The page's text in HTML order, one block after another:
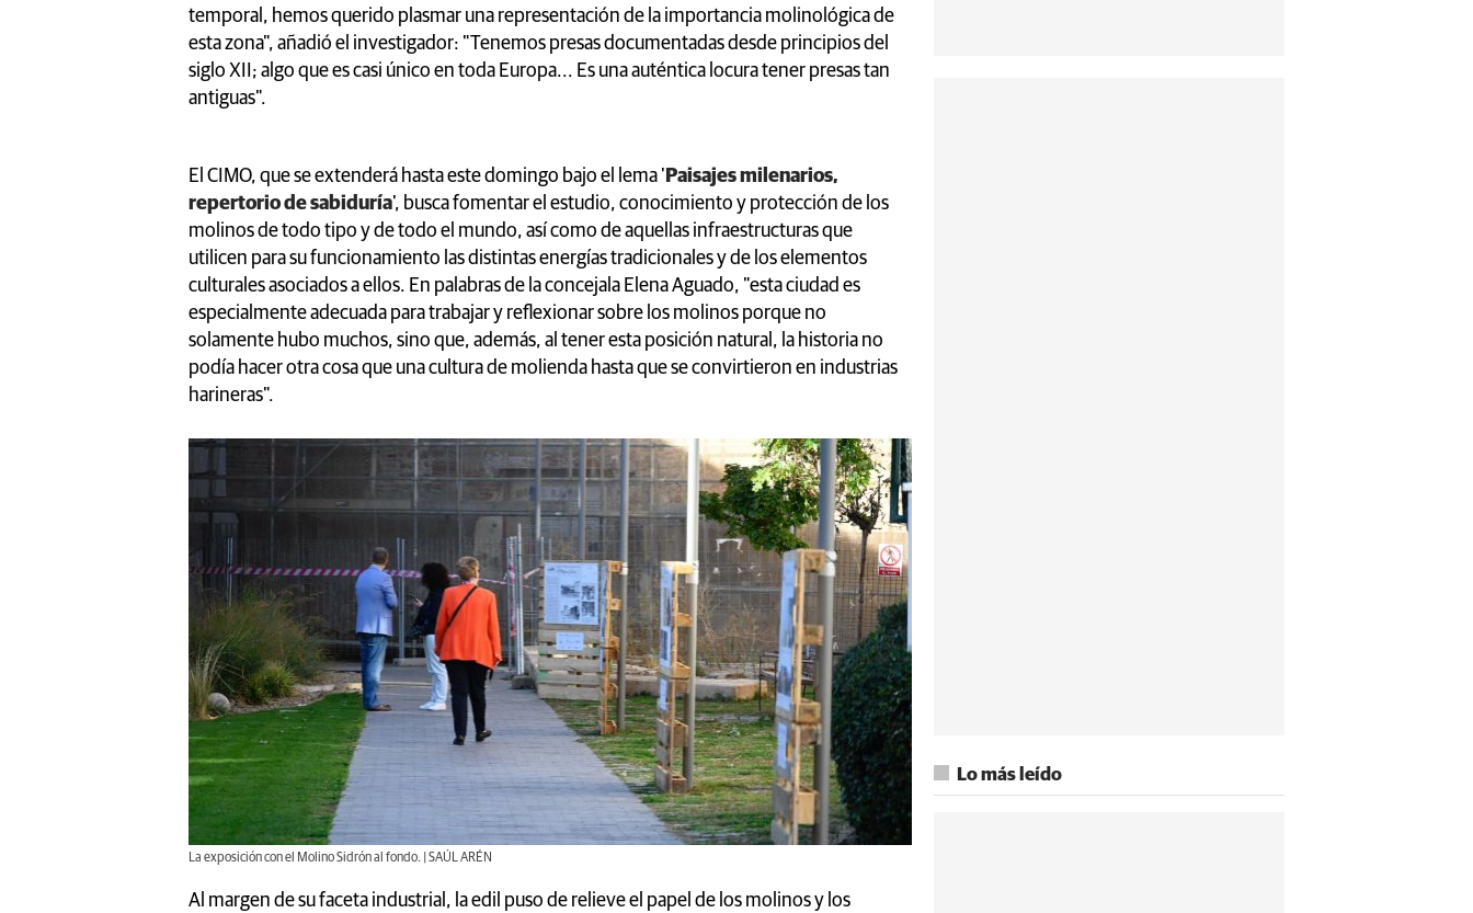
temporal, hemos querido plasmar una representación de la importancia molinológica de
esta zona", añadió el investigador: "Tenemos presas documentadas desde principios del
siglo XII; algo que es casi único en toda Europa... Es una auténtica locura tener presas tan
antiguas".
El CIMO, que se extenderá hasta este domingo bajo el lema ' Paisajes milenarios,
repertorio de sabiduría', busca fomentar el estudio, conocimiento y protección de los
molinos de todo tipo y de todo el mundo, así como de aquellas infraestructuras que
utilicen para su funcionamiento las distintas energías tradicionales y de los elementos
culturales asociados a ellos. En palabras de la concejala Elena Aguado, "esta ciudad es
especialmente adecuada para trabajar y reflexionar sobre los molinos porque no
solamente hubo muchos, sino que, además, al tener esta posición natural, la historia no
podía hacer otra cosa que una cultura de molienda hasta que se convirtieron en industrias
harineras".
La exposición con el Molino Sidrón al fondo. | SAÚL ARÉN
Al margen de su faceta industrial, la edil puso de relieve el papel de los molinos y los
Lo más leído